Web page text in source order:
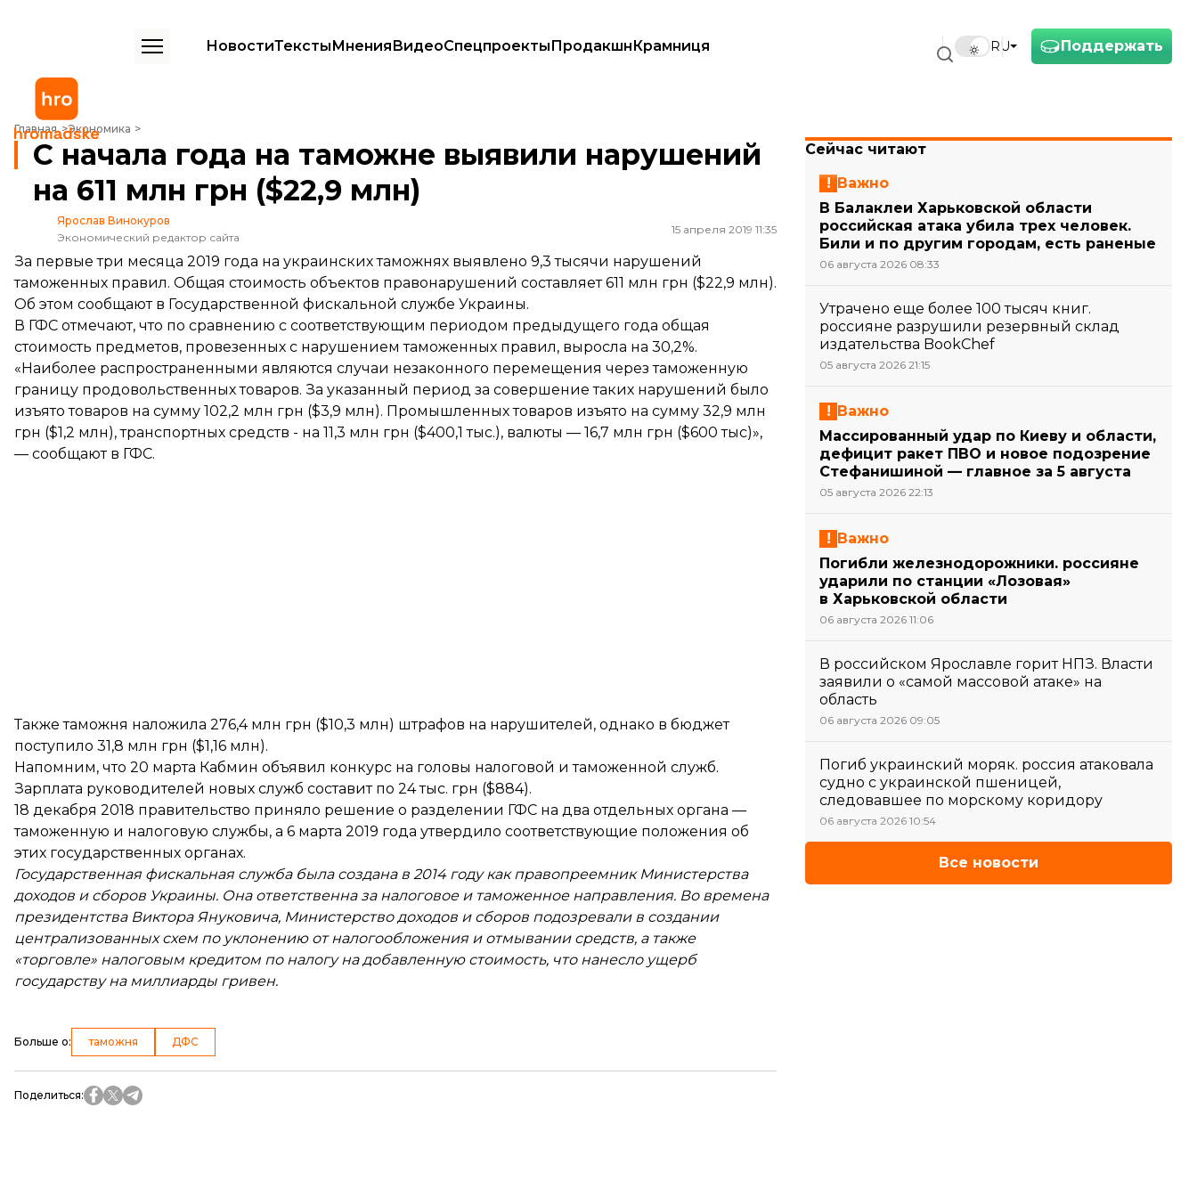
Поддержать
RU
НовостиТекстыМненияВидеоСпецпроектыПродакшнКрамниця
Главная Экономика
С начала года на таможне выявили нарушений на 611 млн грн ($22,9 млн)
С начала года на таможне выявили нарушений
на 611 млн грн ($22,9 млн)
Ярослав Винокуров
Экономический редактор сайта
15 апреля 2019 11:35
За первые три месяца 2019 года на украинских таможнях выявлено 9,3 тысячи нарушений
таможенных правил. Общая стоимость объектов правонарушений составляет 611 млн грн ($22,9 млн).
Об этом сообщаютв Государственной фискальной службе Украины.
В ГФС отмечают, что по сравнению с соответствующим периодом предыдущего года общая
стоимость предметов, провезенных с нарушением таможенных правил, выросла на 30,2%.
«Наиболее распространенными являются случаи незаконного перемещения через таможенную
границу продовольственных товаров. За указанный период за совершение таких нарушений было
изъято товаров на сумму 102,2 млн грн ($3,9 млн). Промышленных товаров изъято на сумму 32,9 млн
грн ($1,2 млн), транспортных средств - на 11,3 млн грн ($400,1 тыс.), валюты — 16,7 млн грн ($600 тыс)»,
— сообщают в ГФС.
Также таможня наложила 276,4 млн грн ($10,3 млн) штрафов на нарушителей, однако в бюджет
поступило 31,8 млн грн ($1,16 млн).
Напомним, что 20 марта Кабмин объявил конкурс на головы налоговой и таможенной служб.
Зарплата руководителей новых служб составит по 24 тыс. грн ($884).
18 декабря 2018 правительство приняло решение о разделении ГФС на два отдельных органа —
таможенную и налоговую службы, а 6 марта 2019 года утвердило соответствующие положения об
этих государственных органах.
Государственная фискальная служба была создана в 2014 году как правопреемник Министерства
доходов и сборов Украины. Она ответственна за налоговое и таможенное направления. Во времена
президентства Виктора Януковича, Министерство доходов и сборов подозревали в создании
централизованных схем по уклонению от налогообложения и отмывании средств, а также
«торговле» налоговым кредитом по налогу на добавленную стоимость, что нанесло ущерб
государству на миллиарды гривен.
Больше о: таможня ДФС
Поделиться:
Сейчас читают
Важно
В Балаклеи Харьковской области
российская атака убила трех человек.
Били и по другим городам, есть раненые
06 августа 2026 08:33
Утрачено еще более 100 тысяч книг.
россияне разрушили резервный склад
издательства BookChef
05 августа 2026 21:15
Важно
Массированный удар по Киеву и области,
дефицит ракет ПВО и новое подозрение
Стефанишиной — главное за 5 августа
05 августа 2026 22:13
Важно
Погибли железнодорожники. россияне
ударили по станции «Лозовая»
в Харьковской области
06 августа 2026 11:06
В российском Ярославле горит НПЗ. Власти
заявили о «самой массовой атаке» на
область
06 августа 2026 09:05
Погиб украинский моряк. россия атаковала
судно с украинской пшеницей,
следовавшее по морскому коридору
06 августа 2026 10:54
Все новости